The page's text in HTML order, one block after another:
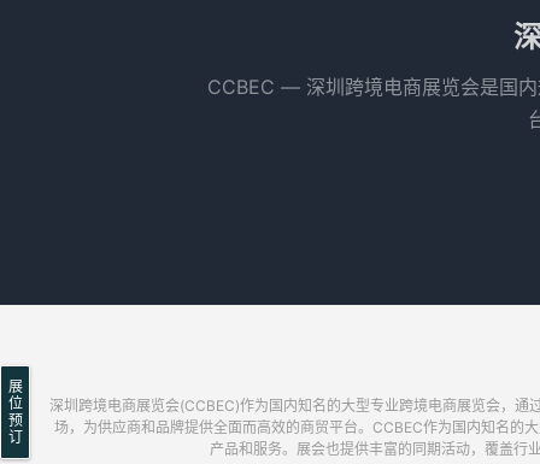
CCBEC ― 深圳跨境电商展览会是国
深圳跨境电商展览会(CCBEC)作为国内知名的大型专业跨境电商展览会，
场，为供应商和品牌提供全面而高效的商贸平台。CCBEC作为国内知名
产品和服务。展会也提供丰富的同期活动，覆盖行
展
位
预
订